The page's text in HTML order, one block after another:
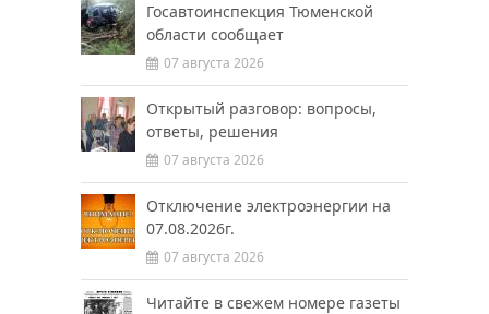
Госавтоинспекция Тюменской
области сообщает
07 августа 2026
Открытый разговор: вопросы,
ответы, решения
07 августа 2026
Отключение электроэнергии на
07.08.2026г.
07 августа 2026
Читайте в свежем номере газеты